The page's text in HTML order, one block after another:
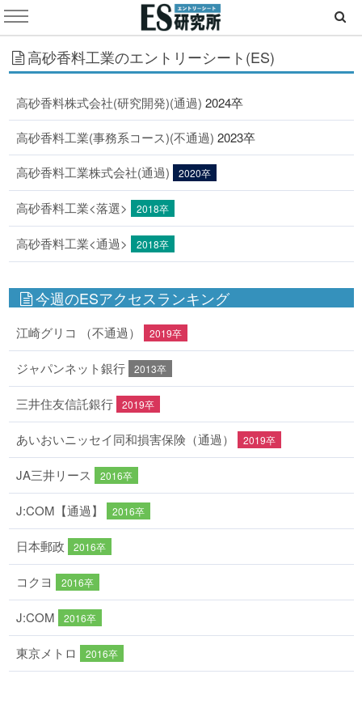
高砂香料工業のエントリーシート(ES)
高砂香料株式会社(研究開発)(通過) 2024卒
高砂香料工業(事務系コース)(不通過) 2023卒
高砂香料工業株式会社(通過) 2020卒
高砂香料工業<落選> 2018卒
高砂香料工業<通過> 2018卒
今週のESアクセスランキング
江崎グリコ （不通過） 2019卒
ジャパンネット銀行 2013卒
三井住友信託銀行 2019卒
あいおいニッセイ同和損害保険（通過） 2019卒
JA三井リース 2016卒
J:COM【通過】 2016卒
日本郵政 2016卒
コクヨ 2016卒
J:COM 2016卒
東京メトロ 2016卒